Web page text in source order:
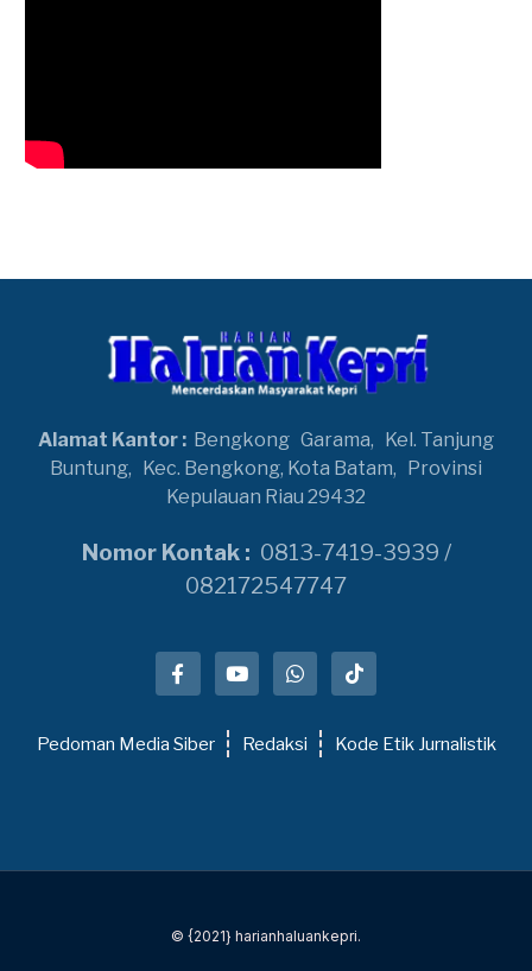
Alamat Kantor : Bengkong Garama, Kel. Tanjung
Buntung, Kec. Bengkong, Kota Batam, Provinsi
Kepulauan Riau 29432
Nomor Kontak : 0813-7419-3939 /
082172547747
Pedoman Media Siber Redaksi Kode Etik Jurnalistik
© {2021} harianhaluankepri.